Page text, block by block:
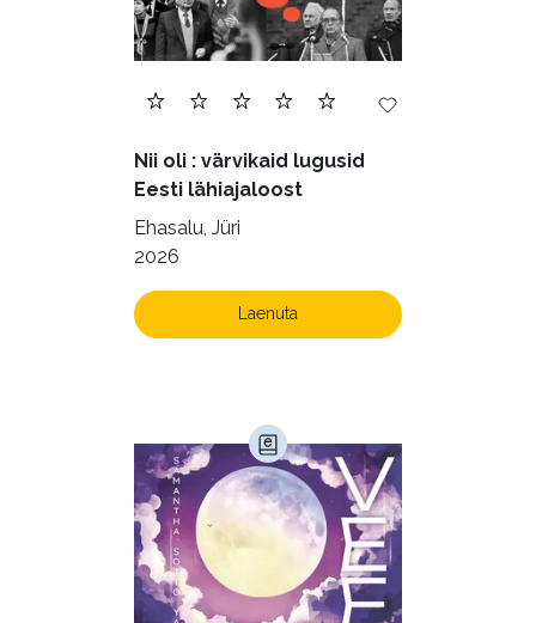
Nii oli : värvikaid lugusid
Eesti lähiajaloost
Ehasalu, Jüri
2026
Laenuta